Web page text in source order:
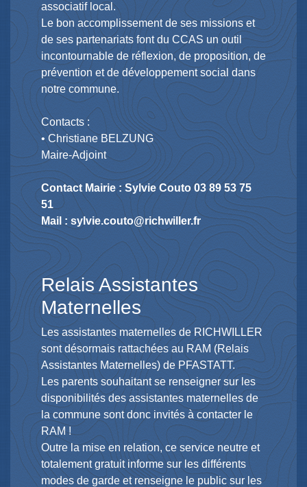
associatif local.
Le bon accomplissement de ses missions et
de ses partenariats font du CCAS un outil
incontournable de réflexion, de proposition, de
prévention et de développement social dans
notre commune.
Contacts :
• Christiane BELZUNG
Maire-Adjoint
Contact Mairie : Sylvie Couto 03 89 53 75
51
Mail : sylvie.couto@richwiller.fr
Relais Assistantes
Maternelles
Les assistantes maternelles de RICHWILLER
sont désormais rattachées au RAM (Relais
Assistantes Maternelles) de PFASTATT.
Les parents souhaitant se renseigner sur les
disponibilités des assistantes maternelles de
la commune sont donc invités à contacter le
RAM !
Outre la mise en relation, ce service neutre et
totalement gratuit informe sur les différents
modes de garde et renseigne le public sur les